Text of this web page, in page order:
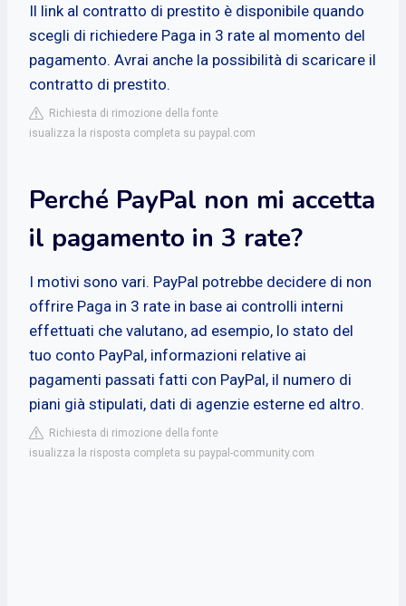
Il link al contratto di prestito è disponibile quando
scegli di richiedere Paga in 3 rate al momento del
pagamento. Avrai anche la possibilità di scaricare il
contratto di prestito.
Richiesta di rimozione della fonte
isualizza la risposta completa su paypal.com
Perché PayPal non mi accetta
il pagamento in 3 rate?
I motivi sono vari. PayPal potrebbe decidere di non
offrire Paga in 3 rate in base ai controlli interni
effettuati che valutano, ad esempio, lo stato del
tuo conto PayPal, informazioni relative ai
pagamenti passati fatti con PayPal, il numero di
piani già stipulati, dati di agenzie esterne ed altro.
Richiesta di rimozione della fonte
isualizza la risposta completa su paypal-community.com